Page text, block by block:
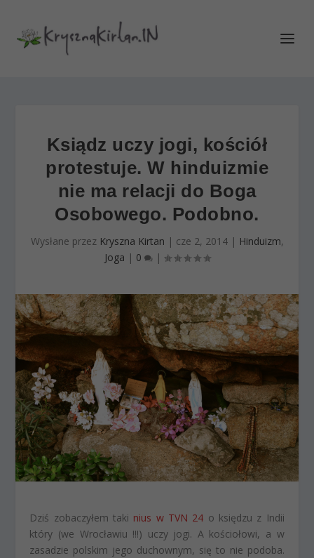
Ksiądz uczy jogi, kościół
protestuje. W hinduizmie
nie ma relacji do Boga
Osobowego. Podobno.
Wysłane przez Kryszna Kirtan | cze 2, 2014| Hinduizm,
Joga | 0 |
Dziś zobaczyłem taki nius w TVN 24 o księdzu z Indii
który (we Wrocławiu !!!) uczy jogi. A kościołowi, a w
zasadzie polskim jego duchownym, się to nie podoba.